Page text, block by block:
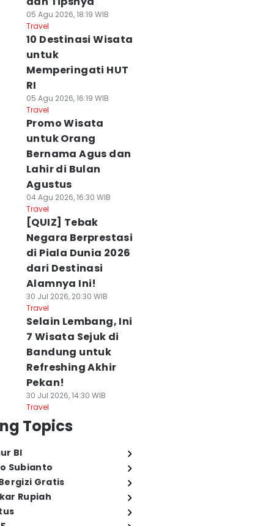
05 Agu 2026, 18:19 WIB
Travel
10 Destinasi Wisata
untuk
Memperingati HUT
RI
05 Agu 2026, 16:19 WIB
Travel
Promo Wisata
untuk Orang
Bernama Agus dan
Lahir di Bulan
Agustus
04 Agu 2026, 16:30 WIB
Travel
[QUIZ] Tebak
Negara Berprestasi
di Piala Dunia 2026
dari Destinasi
Alamnya Ini!
30 Jul 2026, 20:30 WIB
Travel
Selain Lembang, Ini
7 Wisata Sejuk di
Bandung untuk
Refreshing Akhir
Pekan!
30 Jul 2026, 14:30 WIB
Travel
Topics
BI
Subianto
Gratis
Rupiah